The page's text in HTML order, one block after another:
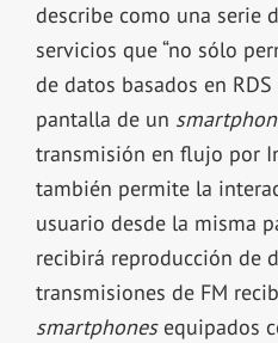
describe como una serie
servicios que “no sólo
de datos basados en
pantalla de un
transmisión en flujo por
también permite la
usuario desde la misma
recibirá reproducción de
transmisiones de FM
smartphones equipados